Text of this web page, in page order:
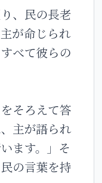
、民の長老
が命じられ
べて彼らの
そろえて答
主が語られ
ます。」そ
の言葉を持